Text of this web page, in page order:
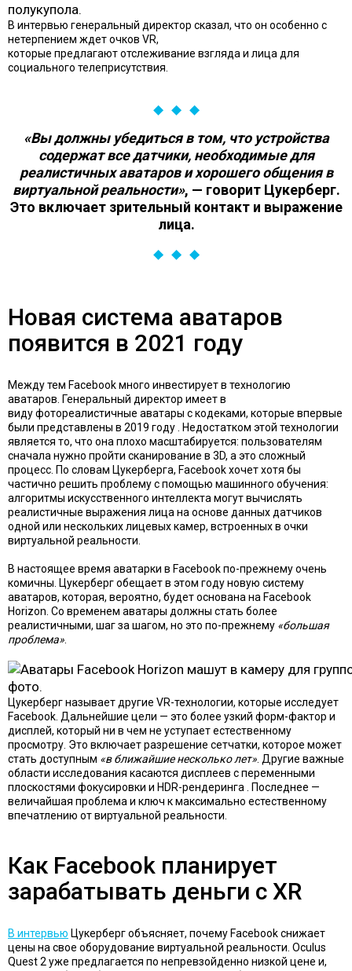
В интервью генеральный директор сказал, что он особенно с
нетерпением ждет очков VR,
которые предлагаютотслеживание взгляда и лица для
социального телеприсутствия.
«Вы должны убедиться в том, что устройства
содержат все датчики, необходимые для
реалистичных аватаров и хорошего общения в
виртуальной реальности», — говорит Цукерберг.
Это включает зрительный контакт и выражение
лица.
Новая система аватаров
появится в 2021 году
Между тем Facebook много инвестирует в технологию
аватаров. Генеральный директор имеет в
видуфотореалистичные аватары с кодеками, которые впервые
были представлены в 2019 году . Недостатком этой технологии
является то, что она плохо масштабируется: пользователям
сначала нужно пройти сканирование в 3D, а это сложный
процесс. По словам Цукерберга, Facebook хочет хотя бы
частично решить проблему с помощью машинного обучения:
алгоритмы искусственного интеллекта могут вычислять
реалистичные выражения лица на основе данных датчиков
одной или нескольких лицевых камер, встроенных в очки
виртуальной реальности.
В настоящее время аватарки в Facebook по-прежнему очень
комичны. Цукерберг обещает в этом годуновую систему
аватаров, которая, вероятно, будет основана на Facebook
Horizon . Со временем аватары должны стать более
реалистичными, шаг за шагом, но это по-прежнему «большая
проблема»
Цукерберг называет другие VR-технологии, которые исследует
Facebook. Дальнейшие цели — это более узкий форм-фактор и
дисплей, который ни в чем не уступает естественному
просмотру. Это включает разрешение сетчатки, которое может
стать доступным «в ближайшие несколько лет» . Другие важные
области исследования касаются дисплеев с переменными
плоскостями фокусировки и HDR-рендеринга . Последнее —
величайшая проблема и ключ к максимально естественному
впечатлению от виртуальной реальности.
Как Facebook планирует
зарабатывать деньги с XR
В интервью Цукерберг объясняет, почему Facebook снижает
цены на свое оборудование виртуальной реальности. Oculus
Quest 2 уже предлагается по непревзойденно низкой цене и,